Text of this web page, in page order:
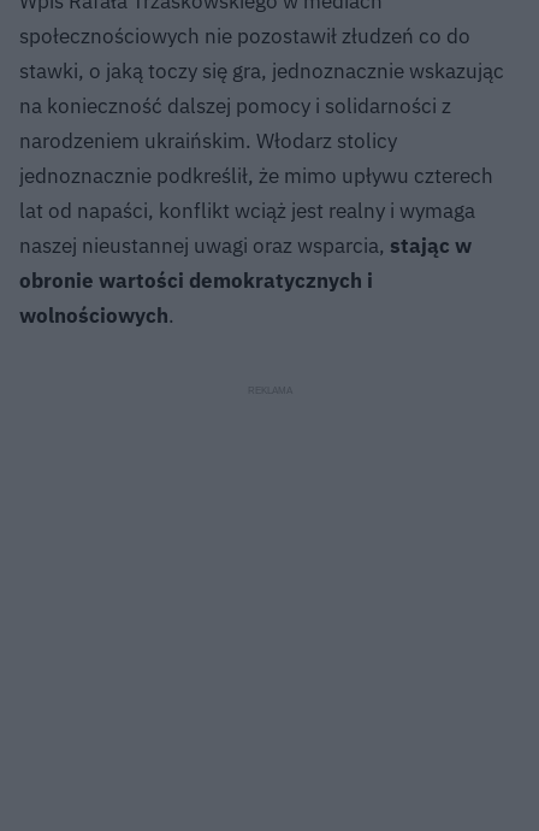
społecznościowych nie pozostawił złudzeń co do
stawki, o jaką toczy się gra, jednoznacznie wskazując
na konieczność dalszej pomocy i solidarności z
narodzeniem ukraińskim. Włodarz stolicy
jednoznacznie podkreślił, że mimo upływu czterech
lat od napaści, konflikt wciąż jest realny i wymaga
naszej nieustannej uwagi oraz wsparcia, stając w
obronie wartości demokratycznych i
wolnościowych.